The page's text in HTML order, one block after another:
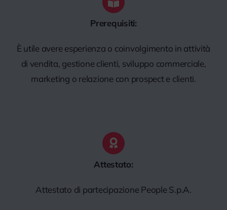
Prerequisiti:
È utile avere esperienza o coinvolgimento in attività
di vendita, gestione clienti, sviluppo commerciale,
marketing o relazione con prospect e clienti.
Attestato:
Attestato di partecipazione People S.p.A.